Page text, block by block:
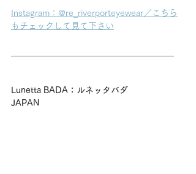
Instagram：@re_riverporteyewear／こちら
もチェックして見て下さい
Lunetta BADA：ルネッタバダ
JAPAN